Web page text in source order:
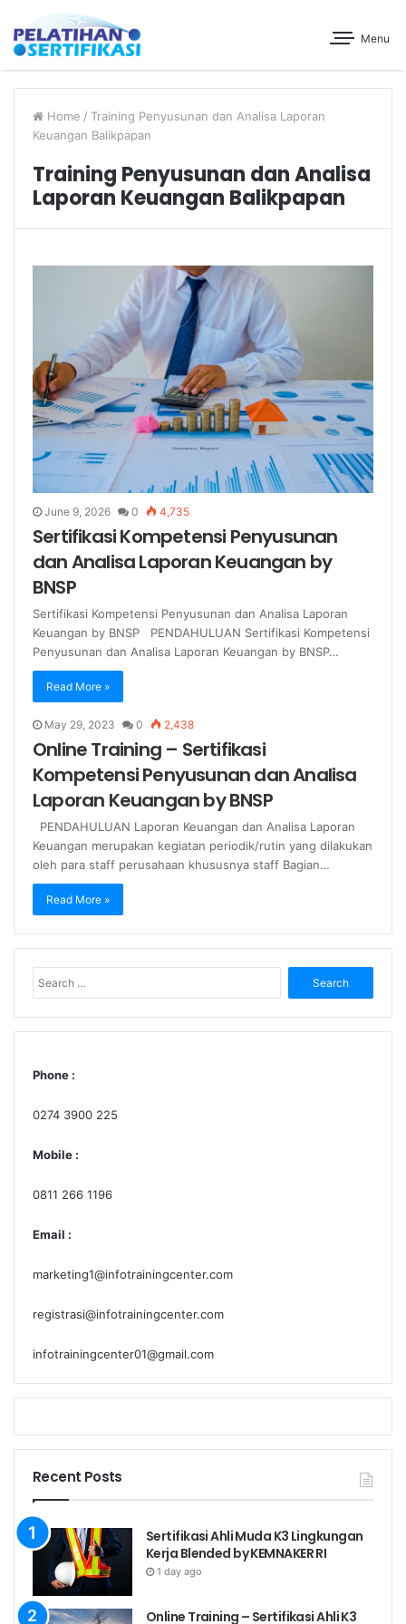
Menu
Home / Training Penyusunan dan Analisa Laporan
Keuangan Balikpapan
Training Penyusunan dan Analisa
Laporan Keuangan Balikpapan
June 9, 2026 0 4,735
Sertifikasi Kompetensi Penyusunan
dan Analisa Laporan Keuangan by
BNSP
Sertifikasi Kompetensi Penyusunan dan Analisa Laporan
Keuangan by BNSP PENDAHULUAN Sertifikasi Kompetensi
Penyusunan dan Analisa Laporan Keuangan by BNSP…
Read More »
May 29, 2023 0 2,438
Online Training – Sertifikasi
Kompetensi Penyusunan dan Analisa
Laporan Keuangan by BNSP
PENDAHULUAN Laporan Keuangan dan Analisa Laporan
Keuangan merupakan kegiatan periodik/rutin yang dilakukan
oleh para staff perusahaan khususnya staff Bagian…
Read More »
for:
Phone :
0274 3900 225
Mobile :
0811 266 1196
Email :
marketing1@infotrainingcenter.com
registrasi@infotrainingcenter.com
infotrainingcenter01@gmail.com
Recent Posts
Sertifikasi Ahli Muda K3 Lingkungan
Kerja Blended by KEMNAKER RI
1 day ago
Online Training – Sertifikasi Ahli K3